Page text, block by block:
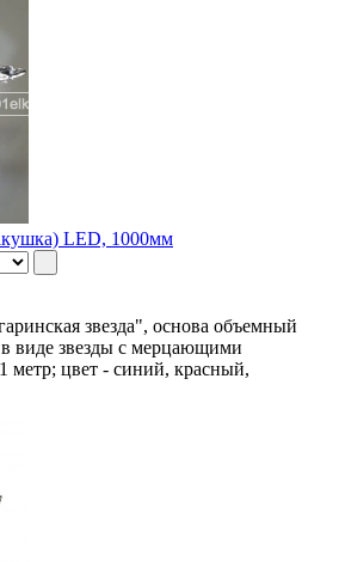
LED, 1000мм
звезда", основа объемный
в виде звезды с мерцающими
метр; цвет - синий, красный,